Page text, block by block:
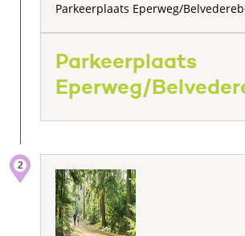
Parkeerplaats Eperweg/
Parkeerplaats
Eperweg/
2